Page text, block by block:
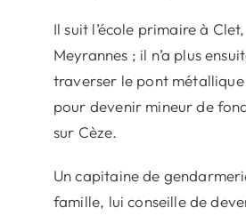
Il suit l’école primaire à
Meyrannes ; il n’a plus
traverser le pont métallique
pour devenir mineur de
sur Cèze.
Un capitaine de
famille, lui conseille de